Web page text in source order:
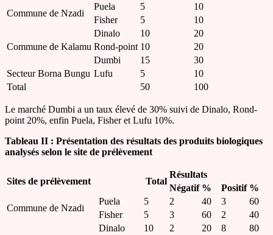
Commune de Nzadi
Puela 5
10
Fisher
5 10
Commune de Kalamu
Dinalo 10
20
Rond-point 10
20
Dumbi
15
30
Secteur Borna Bungu Lufu 5
10
Total
50 100
Le marché Dumbi a un taux élevé de 30% suivi de Dinalo, Rond-
point 20%, enfin Puela, Fisher et Lufu 10%.
Tableau II : Présentation des résultats des produits biologiques
analysés selon le site de prélèvement
Sites de prélèvement Total
Résultats
Négatif % Positif %
Commune de Nzadi
Puela 5 2 40 3
60
Fisher
5 3 60 2 40
Dinalo 10 2 20 8
80